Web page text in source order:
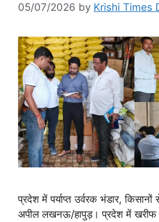
05/07/2026 by Krishi Times
प्रदेश में पर्याप्त उर्वरक भंडार,
अपील लखनऊ/हापुड़। प्रदेश में खरीफ